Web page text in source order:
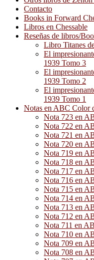
Contacto
Books in Forward
Libros en Chessable
Reseñas de libros/
Libro Titanes
El
1939 Tomo 3
El
1939 Tomo 2
El
1939 Tomo 1
Notas en ABC Color
Nota 723 en
Nota 722 en
Nota 721 en
Nota 720 en
Nota 719 en
Nota 718 en
Nota 717 en
Nota 716 en
Nota 715 en
Nota 714 en
Nota 713 en
Nota 712 en
Nota 711 en
Nota 710 en
Nota 709 en
Nota 708 en